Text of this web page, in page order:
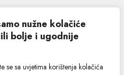
nužne kolačiće
bolje i ugodnije
se sa uvjetima korištenja kolačića